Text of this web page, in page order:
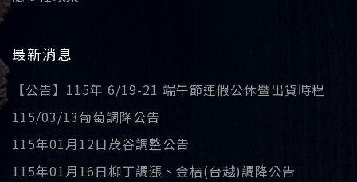
最新消息
【公告】115年 6/19-21 端午節連假公休暨出貨時程
115/03/13葡萄調降公告
115年01月12日茂谷調整公告
115年01月16日柳丁調漲、金桔(台越)調降公告